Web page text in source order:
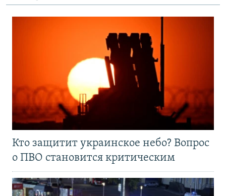
Кто защитит украинское небо? Вопрос
о ПВО становится критическим